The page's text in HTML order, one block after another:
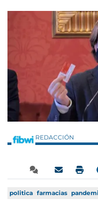
REDACCIÓN
politica farmacias